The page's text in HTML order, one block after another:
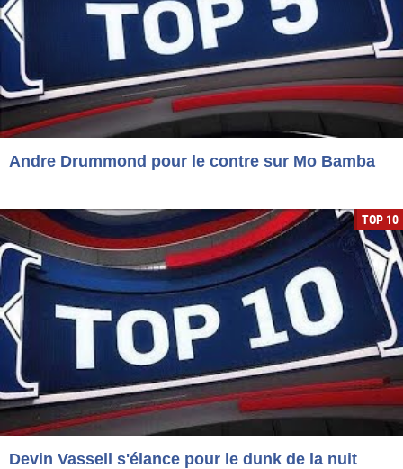
Andre Drummond pour le contre sur Mo Bamba
TOP 10
Devin Vassell s'élance pour le dunk de la nuit